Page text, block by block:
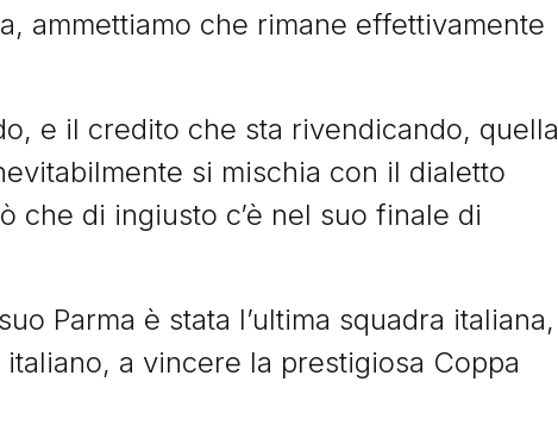
ammettiamo che rimane effettivamente
e il credito che sta rivendicando, quella
si mischia con il dialetto
che di ingiusto c’è nel suo finale di
Parma è stata l’ultima squadra italiana,
a vincere la prestigiosa Coppa